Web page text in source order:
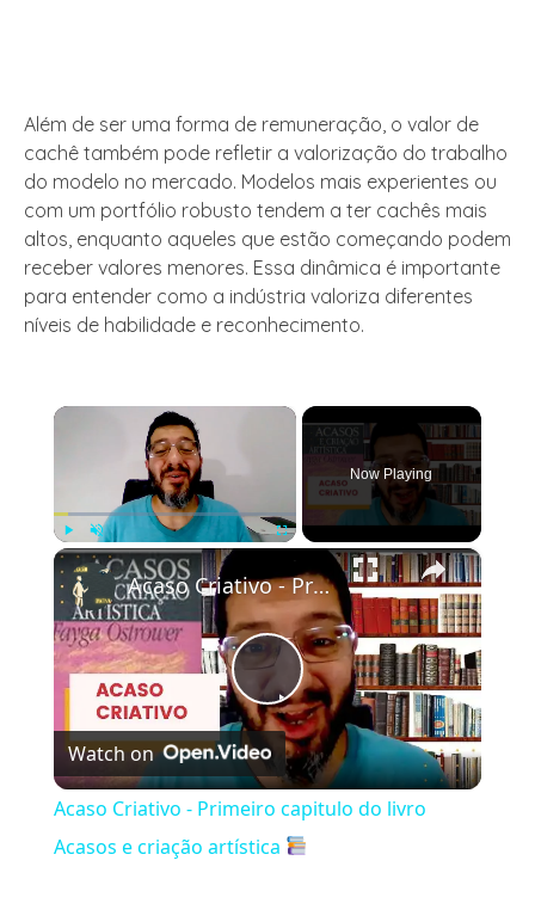
Além de ser uma forma de remuneração, o valor de
cachê também pode refletir a valorização do trabalho
do modelo no mercado. Modelos mais experientes ou
com um portfólio robusto tendem a ter cachês mais
altos, enquanto aqueles que estão começando podem
receber valores menores. Essa dinâmica é importante
para entender como a indústria valoriza diferentes
níveis de habilidade e reconhecimento.
×
Play Unmute
Now Playing
×
Play
Video
Acaso Criativo - Primeiro capitulo do livro Acasos e criação artística
Watch on
Acaso Criativo - Primeiro capitulo do livro
Acasos e criação artística